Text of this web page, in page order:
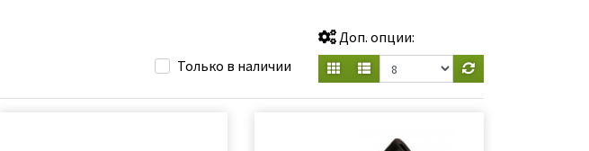
Только в наличии
Доп. опции: